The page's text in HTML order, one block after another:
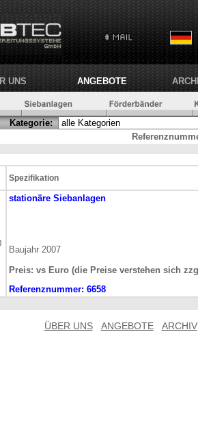
UNS ANGEBOTE
Kategorie:
Spezifikation
stationäre Siebanlagen
Baujahr 2007
Preis: vs Euro (die Preise verstehen sich
Referenznummer: 6658
ÜBER UNS ANGEBOTE ARCHIV